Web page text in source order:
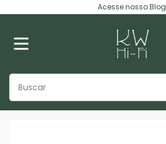
Acesse nosso Blog